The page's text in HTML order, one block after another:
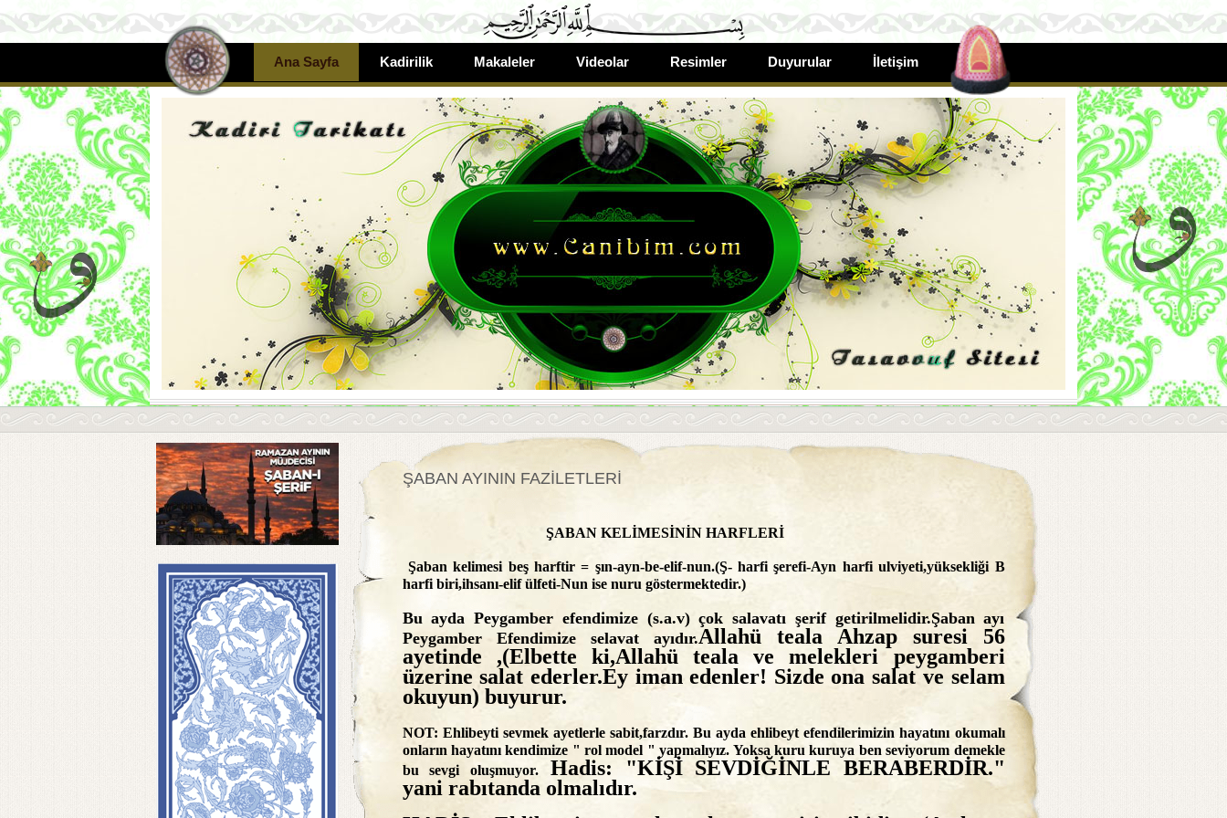
Ana Sayfa Kadirilik Makaleler Videolar Resimler Duyurular İletişim
ŞABAN AYININ FAZİLETLERİ
ŞABAN KELİMESİNİN HARFLERİ
Şaban kelimesi beş harftir = şın-ayn-be-elif-nun.(Ş- harfi şerefi-Ayn harfi ulviyeti,yüksekliği B
harfi biri,ihsanı-elif ülfeti-Nun ise nuru göstermektedir.)
Bu ayda Peygamber efendimize (s.a.v) çok salavatı şerif getirilmelidir.Şaban ayı
Peygamber Efendimize selavat ayıdır.Allahü teala Ahzap suresi 56
ayetinde ,(Elbette ki,Allahü teala ve melekleri peygamberi
üzerine salat ederler.Ey iman edenler! Sizde ona salat ve selam
okuyun) buyurur.
NOT: Ehlibeyti sevmek ayetlerle sabit,farzdır. Bu ayda ehlibeyt efendilerimizin hayatını okumalı
onların hayatını kendimize " rol model " yapmalıyız. Yoksa kuru kuruya ben seviyorum demekle
bu sevgi oluşmuyor.Hadis: "KİŞİ SEVDİĞİNLE BERABERDİR."
yani rabıtanda olmalıdır.